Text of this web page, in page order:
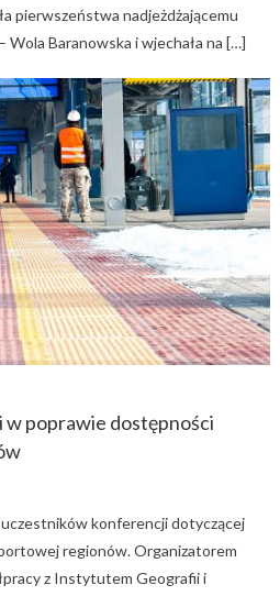
pierwszeństwa nadjeżdżającemu
Wola Baranowska i wjechała na […]
w poprawie dostępności
konferencji dotyczącej
regionów. Organizatorem
z Instytutem Geografii i